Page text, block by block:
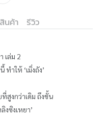
นค้า รีวิว
เล่ม 2
ำให้ ‘เมิ่งถัง’
สูงกว่าเดิม ถึงขั้น
ซิงเหยา’